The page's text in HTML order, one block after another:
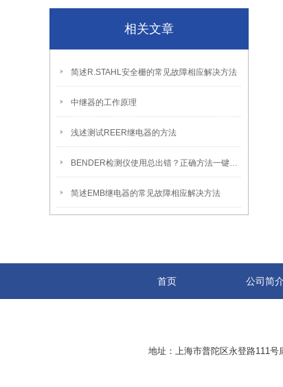
相关文章
简述R.STAHL安全栅的常见故障相应解决方法
中继器的工作原理
浅述测试REER继电器的方法
BENDER检测仪使用总出错？正确方法一键解锁！
简述EMB继电器的常见故障相应解决方法
首页 公司简介
地址：上海市普陀区永登路111